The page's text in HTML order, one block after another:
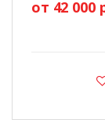
от 42 000